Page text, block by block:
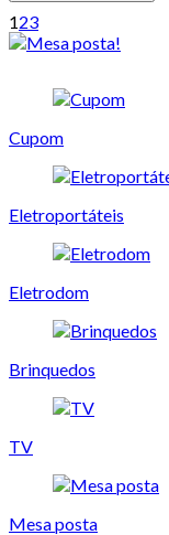
123
Cupom
Eletroportáteis
Eletrodom
Brinquedos
TV
Mesa posta